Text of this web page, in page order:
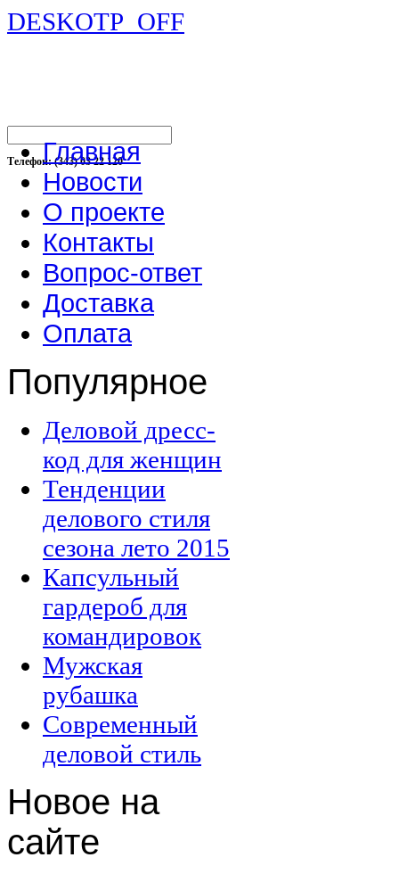
DESKOTP_OFF
Телефон: (343) 03 22 120
Главная
Новости
О проекте
Контакты
Вопрос-ответ
Доставка
Оплата
Популярное
Деловой дресс-
код для женщин
Тенденции
делового стиля
сезона лето 2015
Капсульный
гардероб для
командировок
Мужская
рубашка
Современный
деловой стиль
Новое на
сайте